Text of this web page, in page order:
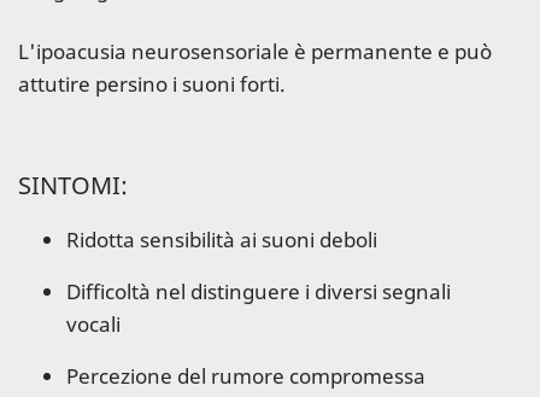
L'ipoacusia neurosensoriale è permanente e può
attutire persino i suoni forti.
SINTOMI:
Ridotta sensibilità ai suoni deboli
Difficoltà nel distinguere i diversi segnali
vocali
Percezione del rumore compromessa